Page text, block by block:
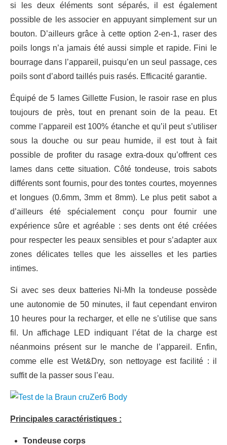
si les deux éléments sont séparés, il est également
possible de les associer en appuyant simplement sur un
bouton. D’ailleurs grâce à cette option 2-en-1, raser des
poils longs n’a jamais été aussi simple et rapide. Fini le
bourrage dans l’appareil, puisqu’en un seul passage, ces
poils sont d’abord taillés puis rasés. Efficacité garantie.
Équipé de 5 lames Gillette Fusion, le rasoir rase en plus
toujours de près, tout en prenant soin de la peau. Et
comme l’appareil est 100% étanche et qu’il peut s’utiliser
sous la douche ou sur peau humide, il est tout à fait
possible de profiter du rasage extra-doux qu’offrent ces
lames dans cette situation. Côté tondeuse, trois sabots
différents sont fournis, pour des tontes courtes, moyennes
et longues (0.6mm, 3mm et 8mm). Le plus petit sabot a
d’ailleurs été spécialement conçu pour fournir une
expérience sûre et agréable : ses dents ont été créées
pour respecter les peaux sensibles et pour s’adapter aux
zones délicates telles que les aisselles et les parties
intimes.
Si avec ses deux batteries Ni-Mh la tondeuse possède
une autonomie de 50 minutes, il faut cependant environ
10 heures pour la recharger, et elle ne s’utilise que sans
fil. Un affichage LED indiquant l’état de la charge est
néanmoins présent sur le manche de l’appareil. Enfin,
comme elle est Wet&Dry, son nettoyage est facilité : il
suffit de la passer sous l’eau.
Principales caractéristiques :
Tondeuse corps